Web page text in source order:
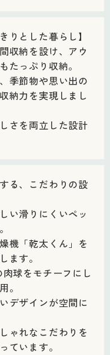
りとした暮らし】
収納を設け、アウ
たっぷり収納。
季節物や思い出の
納力を実現しまし
さを両立した設計
る、こだわりの設
い滑りにくいペッ
機「乾太くん」を
ます。
球をモチーフにし
。
デザインが空間に
ゃれなこだわりを
ています。